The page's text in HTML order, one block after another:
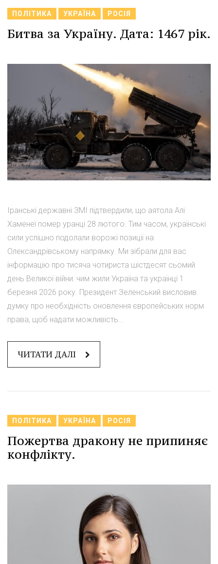
ПОЛІТИКА УКРАЇНА РОСІЯ
Битва за Україну. Дата: 1467 рік.
Іранські державні ЗМІ підтвердили, що аятола Алі
Хаменеї помер уранці 28 лютого. Тим часом, українські
сили успішно подолали ворожі позиції на
Олександрівському напрямку. Ми зібрали для вас
інформацію про тисяча чотириста шістдесят сьомий
день Великої війни: чим жили Україна та українці 1
березня 2026 року. Президент Зеленський висловив
думку про необхідність оновлення європейських норм
права, щоб надати можливість...
ЧИТАТИ ДАЛІ
ПОЛІТИКА УКРАЇНА РОСІЯ
Пожертва дракону не припиняє
конфлікту.